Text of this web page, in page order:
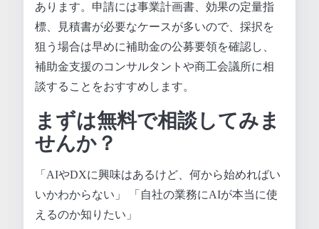
あります。申請には事業計画書、効果の定量指
標、見積書が必要なケースが多いので、採択を
狙う場合は早めに補助金の公募要領を確認し、
補助金支援のコンサルタントや商工会議所に相
談することをおすすめします。
まずは無料で相談してみま
せんか？
「AIやDXに興味はあるけど、何から始めればい
いかわからない」 「自社の業務にAIが本当に使
えるのか知りたい」